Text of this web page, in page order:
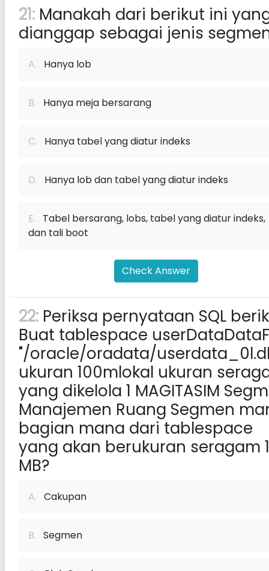
21: Manakah dari berikut ini
dianggap sebagai jenis
A. Hanya lob
B. Hanya meja bersarang
C. Hanya tabel yang diatur indeks
D. Hanya lob dan tabel yang diatur indeks
E. Tabel bersarang, lobs, tabel yang diatur indeks,
dan tali boot
Check Answer
22: Periksa pernyataan SQL
Buat tablespace
"/oracle/oradata/
ukuran 100mlokal ukuran
yang dikelola 1 MAGITASIM
Manajemen Ruang Segmen
bagian mana dari tablespace
yang akan berukuran seragam 1
MB?
A. Cakupan
B. Segmen